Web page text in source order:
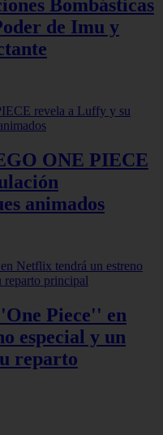
Bombásticas
de Imu y
ONE PIECE
animados
Piece'' en
especial y un
reparto